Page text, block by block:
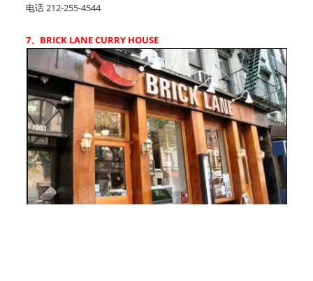
电话 212-255-4544
7、BRICK LANE CURRY HOUSE